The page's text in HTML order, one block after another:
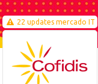
22 updates mercado IT